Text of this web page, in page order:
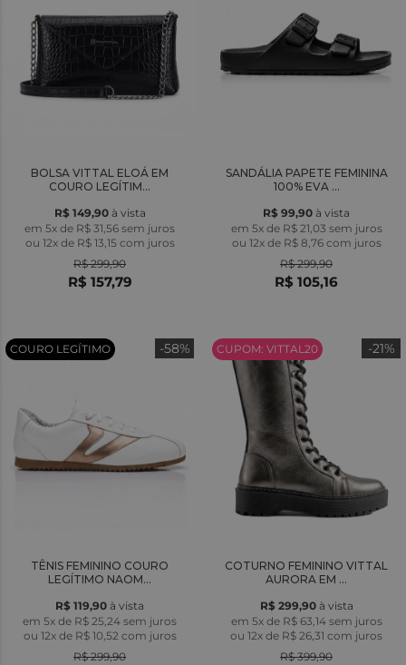
BOLSA VITTAL ELOÁ EM
COURO LEGÍTIM...
R$ 299,90
R$ 157,79
em 5x de R$ 31,56 sem juros
ou 12x de R$ 13,15 com juros
R$ 149,90à vista
SANDÁLIA PAPETE FEMININA
100% EVA ...
R$ 299,90
R$ 105,16
em 5x de R$ 21,03 sem juros
ou 12x de R$ 8,76 com juros
R$ 99,90 à vista
-58%
COURO LEGÍTIMO
TÊNIS FEMININO COURO
LEGÍTIMO NAOM...
R$ 299,90
em 5x de R$ 25,24 sem juros
ou 12x de R$ 10,52 com juros
R$ 119,90 à vista
-21%
CUPOM: VITTAL20
COTURNO FEMININO VITTAL
AURORA EM ...
R$ 399,90
em 5x de R$ 63,14 sem juros
ou 12x de R$ 26,31 com juros
R$ 299,90à vista